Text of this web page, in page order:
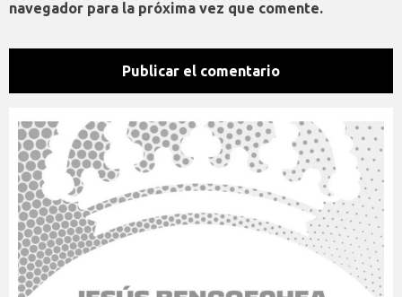
navegador para la próxima vez que comente.